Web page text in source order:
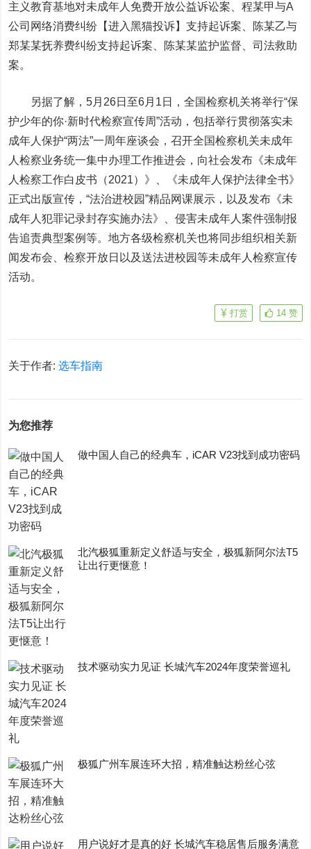
主义教育基地对未成年人免费开放公益诉讼案、程某甲与A
公司网络消费纠纷【进入黑猫投诉】支持起诉案、陈某乙与
郑某某抚养费纠纷支持起诉案、陈某某监护监督、司法救助
案。
另据了解，5月26日至6月1日，全国检察机关将举行“保
护少年的你·新时代检察宣传周”活动，包括举行贯彻落实未
成年人保护“两法”一周年座谈会，召开全国检察机关未成年
人检察业务统一集中办理工作推进会，向社会发布《未成年
人检察工作白皮书（2021）》、《未成年人保护法律全书》
正式出版宣传，“法治进校园”精品网课展示，以及发布《未
成年人犯罪记录封存实施办法》、侵害未成年人案件强制报
告追责典型案例等。地方各级检察机关也将同步组织相关新
闻发布会、检察开放日以及送法进校园等未成年人检察宣传
活动。
14 赞
打赏
关于作者:选车指南
为您推荐
做中国人自己的经典车，iCAR V23找到成功密码
​北汽极狐重新定义舒适与安全，极狐新阿尔法T5
让出行更惬意！
技术驱动实力见证 长城汽车2024年度荣誉巡礼
极狐广州车展连环大招，精准触达粉丝心弦
用户说好才是真的好 长城汽车稳居售后服务满意